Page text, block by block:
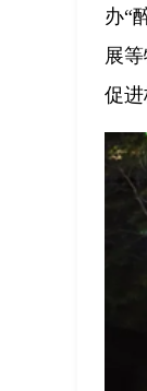
办“
展
促进